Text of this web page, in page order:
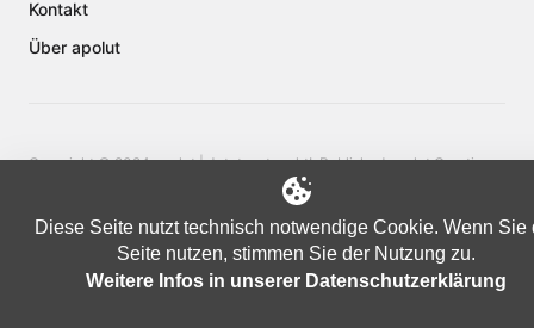
Kontakt
Über apolut
Copyright © 2024 apolut | Jetzt erst recht!. Published apolut Creatives
Diese Seite nutzt technisch notwendige Cookie. Wenn Sie
Seite nutzen, stimmen Sie der Nutzung zu.
Weitere Infos in unserer Datenschutzerklärung